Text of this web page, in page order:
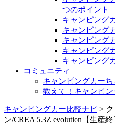
つのポイント
キャンピング
キャンピング
キャンピング
キャンピング
キャンピング
コミュニティ
キャンピングカーち
教えて！キャンピン
キャンピングカー比較ナビ >
ン/CREA 5.3Z evolution【生産終